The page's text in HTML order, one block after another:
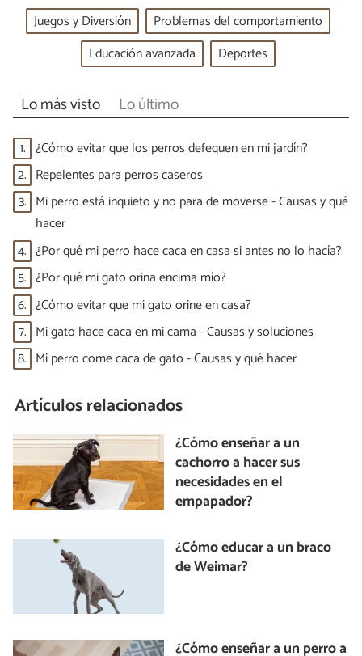
Juegos y Diversión
Problemas del comportamiento
Educación avanzada
Deportes
Lo más visto Lo último
1. ¿Cómo evitar que los perros defequen en mi jardín?
2. Repelentes para perros caseros
3. Mi perro está inquieto y no para de moverse - Causas y qué
hacer
4. ¿Por qué mi perro hace caca en casa si antes no lo hacía?
5. ¿Por qué mi gato orina encima mío?
6. ¿Cómo evitar que mi gato orine en casa?
7. Mi gato hace caca en mi cama - Causas y soluciones
8. Mi perro come caca de gato - Causas y qué hacer
Artículos relacionados
¿Cómo enseñar a un
cachorro a hacer sus
necesidades en el
empapador?
¿Cómo educar a un braco
de Weimar?
¿Cómo enseñar a un perro a